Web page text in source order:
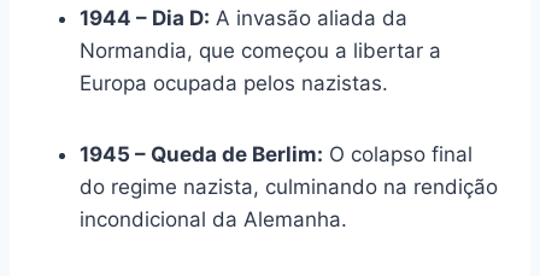
1944 – Dia D: A invasão aliada da
Normandia, que começou a libertar a
Europa ocupada pelos nazistas.
1945 – Queda de Berlim: O colapso final
do regime nazista, culminando na rendição
incondicional da Alemanha.